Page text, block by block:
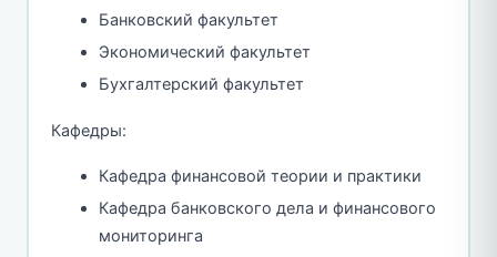
Банковский факультет
Экономический факультет
Бухгалтерский факультет
Кафедры:
Кафедра финансовой теории и практики
Кафедра банковского дела и финансового
мониторинга